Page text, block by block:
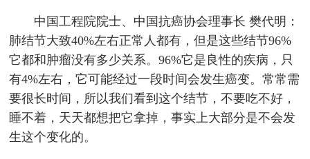
中国工程院院士、中国抗癌协会理事长 樊代明：
肺结节大致40%左右正常人都有，但是这些结节96%
它都和肿瘤没有多少关系。96%它是良性的疾病，只
有4%左右，它可能经过一段时间会发生癌变。常常需
要很长时间，所以我们看到这个结节，不要吃不好，
睡不着，天天都想把它拿掉，事实上大部分是不会发
生这个变化的。